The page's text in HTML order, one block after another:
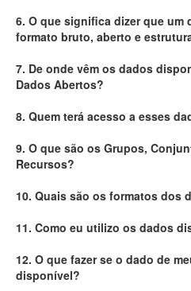
Legislação
Perguntas frequentes
Contato
6. O que significa dizer que um
formato bruto, aberto e
7. De onde vêm os dados
Dados Abertos?
8. Quem terá acesso a esses
9. O que são os Grupos,
Recursos?
10. Quais são os formatos dos
11. Como eu utilizo os dados
12. O que fazer se o dado de
disponível?